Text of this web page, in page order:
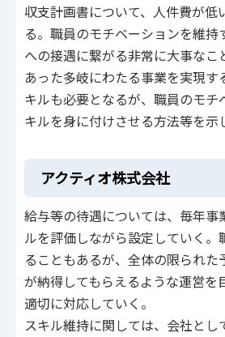
収支計画書について、人件費が低
る。職員のモチベーションを維持
への接遇に繋がる非常に大事なこ
あった多岐にわたる事業を実現す
キルも必要となるが、職員のモチ
キルを身に付けさせる方法等を示
アクティオ株式会社
給与等の待遇については、毎年事
ルを評価しながら設定していく。
ることもあるが、全体の限られた
が納得してもらえるような運営を
適切に対応していく。
スキル維持に関しては、会社とし